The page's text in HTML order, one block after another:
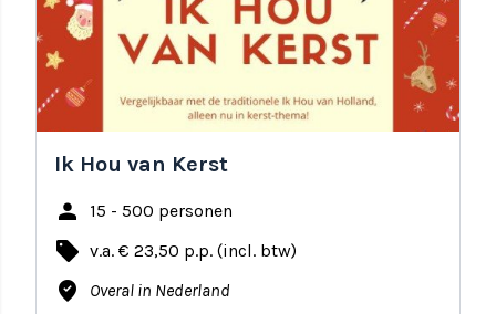
Ik Hou van Kerst
person 15 - 500 personen
local_offer v.a. € 23,50 p.p. (incl. btw)
where_to_vote Overal in Nederland